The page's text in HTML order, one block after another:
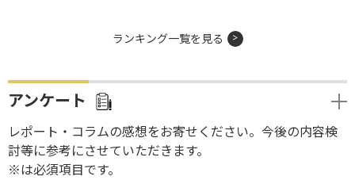
ランキング一覧を見る
アンケート
レポート・コラムの感想をお寄せください。今後の内容検
討等に参考にさせていただきます。
※は必須項目です。